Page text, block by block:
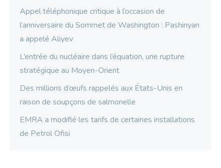
Appel téléphonique critique à l’occasion de
l’anniversaire du Sommet de Washington : Pashinyan
a appelé Aliyev
L’entrée du nucléaire dans l’équation, une rupture
stratégique au Moyen-Orient
Des millions d’œufs rappelés aux États-Unis en
raison de soupçons de salmonelle
EMRA a modifié les tarifs de certaines installations
de Petrol Ofisi